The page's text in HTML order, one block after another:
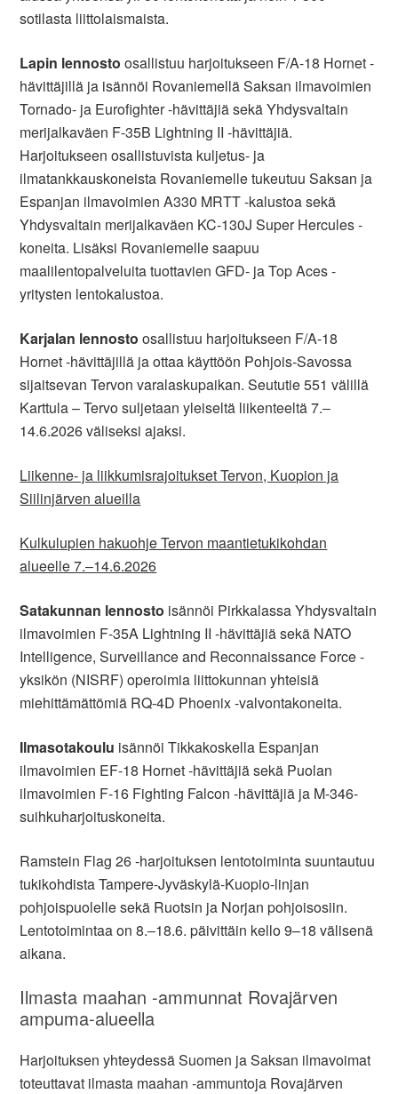
sotilasta liittolaismaista.
Lapin lennosto osallistuu harjoitukseen F/A-18 Hornet -
hävittäjillä ja isännöi Rovaniemellä Saksan ilmavoimien
Tornado- ja Eurofighter -hävittäjiä sekä Yhdysvaltain
merijalkaväen F-35B Lightning II -hävittäjiä.
Harjoitukseen osallistuvista kuljetus- ja
ilmatankkauskoneista Rovaniemelle tukeutuu Saksan ja
Espanjan ilmavoimien A330 MRTT -kalustoa sekä
Yhdysvaltain merijalkaväen KC-130J Super Hercules -
koneita. Lisäksi Rovaniemelle saapuu
maalilentopalveluita tuottavien GFD- ja Top Aces -
yritysten lentokalustoa.
Karjalan lennosto osallistuu harjoitukseen F/A-18
Hornet -hävittäjillä ja ottaa käyttöön Pohjois-Savossa
sijaitsevan Tervon varalaskupaikan. Seututie 551 välillä
Karttula – Tervo suljetaan yleiseltä liikenteeltä 7.‒
14.6.2026 väliseksi ajaksi.
Liikenne- ja liikkumisrajoitukset Tervon, Kuopion ja
Siilinjärven alueilla
Kulkulupien hakuohje Tervon maantietukikohdan
alueelle 7.‒14.6.2026
Satakunnan lennosto isännöi Pirkkalassa Yhdysvaltain
ilmavoimien F-35A Lightning II -hävittäjiä sekä NATO
Intelligence, Surveillance and Reconnaissance Force -
yksikön (NISRF) operoimia liittokunnan yhteisiä
miehittämättömiä RQ-4D Phoenix -valvontakoneita.
Ilmasotakoulu isännöi Tikkakoskella Espanjan
ilmavoimien EF-18 Hornet -hävittäjiä sekä Puolan
ilmavoimien F-16 Fighting Falcon -hävittäjiä ja M-346-
suihkuharjoituskoneita.
Ramstein Flag 26 -harjoituksen lentotoiminta suuntautuu
tukikohdista Tampere-Jyväskylä-Kuopio-linjan
pohjoispuolelle sekä Ruotsin ja Norjan pohjoisosiin.
Lentotoimintaa on 8.‒18.6. päivittäin kello 9–18 välisenä
aikana.
Ilmasta maahan -ammunnat Rovajärven
ampuma-alueella
Harjoituksen yhteydessä Suomen ja Saksan ilmavoimat
toteuttavat ilmasta maahan -ammuntoja Rovajärven